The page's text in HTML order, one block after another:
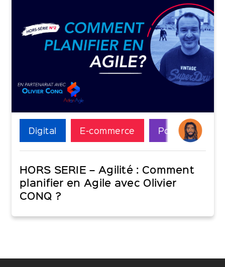
Digital E-commerce Podcast
HORS SERIE – Agilité : Comment
planifier en Agile avec Olivier
CONQ ?